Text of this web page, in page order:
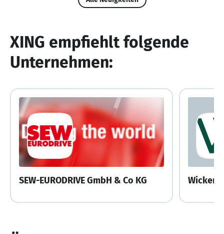
XING empfiehlt folgende
Unternehmen:
SEW-EURODRIVE GmbH & Co KG Wickert